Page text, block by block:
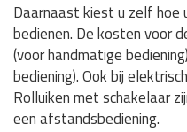
Daarnaast kiest u zelf hoe
bedienen. De kosten voor
(voor handmatige
bediening). Ook bij
Rolluiken met schakelaar
een afstandsbediening.